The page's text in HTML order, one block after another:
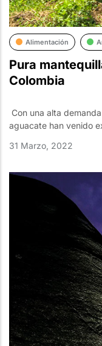
Alimentación
Pura
Colombia
Con una alta
aguacate han venido
31 Marzo, 2022